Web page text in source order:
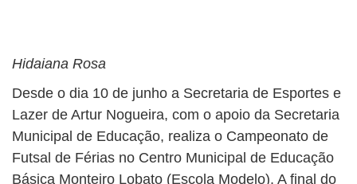
Hidaiana Rosa
Desde o dia 10 de junho a Secretaria de Esportes e
Lazer de Artur Nogueira, com o apoio da Secretaria
Municipal de Educação, realiza o Campeonato de
Futsal de Férias no Centro Municipal de Educação
Básica Monteiro Lobato (Escola Modelo). A final do